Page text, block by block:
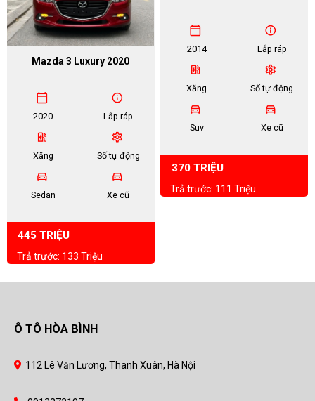
Mazda 3 Luxury 2020
calendar_today
2020
info
Lắp ráp
ev_station
Xăng
settings
Số tự động
directions_car
Sedan
directions_car
Xe cũ
445 TRIỆU
Trả trước: 133 Triệu
calendar_today
2014
info
Lắp ráp
ev_station
Xăng
settings
Số tự động
directions_car
Suv
directions_car
Xe cũ
370 TRIỆU
Trả trước: 111 Triệu
Ô TÔ HÒA BÌNH
112 Lê Văn Lương, Thanh Xuân, Hà Nội